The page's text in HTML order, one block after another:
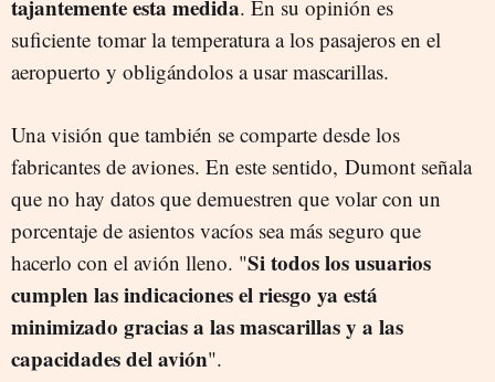
tajantemente esta medida. En su opinión es
suficiente tomar la temperatura a los pasajeros en el
aeropuerto y obligándolos a usar mascarillas.
Una visión que también se comparte desde los
fabricantes de aviones. En este sentido, Dumont señala
que no hay datos que demuestren que volar con un
porcentaje de asientos vacíos sea más seguro que
hacerlo con el avión lleno. "Si todos los usuarios
cumplen las indicaciones el riesgo ya está
minimizado gracias a las mascarillas y a las
capacidades del avión".